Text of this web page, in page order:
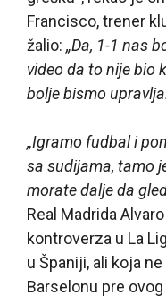
Francisco, trener
žalio: „Da, 1-1 nas
video da to nije bio
bolje bismo
„Igramo fudbal i
sa sudijama, tamo
morate dalje da
Real Madrida
kontroverza u La
u Španiji, ali koja
Barselonu pre